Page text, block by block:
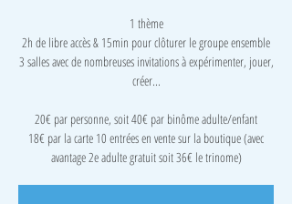
1 thème
2h de libre accès & 15min pour clôturer le groupe ensemble
3 salles avec de nombreuses invitations à expérimenter, jouer,
créer...
​20€ par personne, soit 40€ par binôme adulte/enfant
18€ par la carte 10 entrées en vente sur la boutique (avec
avantage 2e adulte gratuit soit 36€ le trinome)